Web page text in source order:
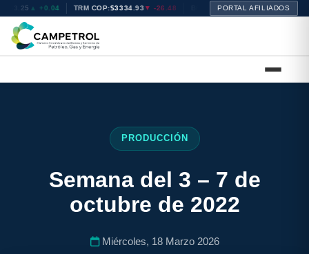
▲ +0.04 TRM COP:$3334.93▼ -26.48 BRENT: $72.08▲ +0.34 WTI:$74.74
PORTAL AFILIADOS
PRODUCCIÓN
Semana del 3 – 7 de
octubre de 2022
Miércoles, 18 Marzo 2026